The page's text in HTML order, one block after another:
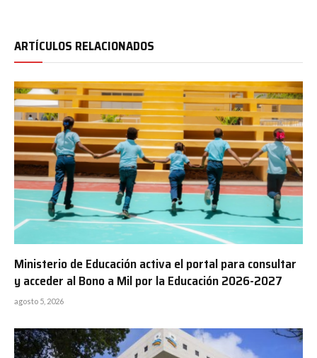
ARTÍCULOS RELACIONADOS
Ministerio de Educación activa el portal para consultar
y acceder al Bono a Mil por la Educación 2026-2027
agosto 5, 2026